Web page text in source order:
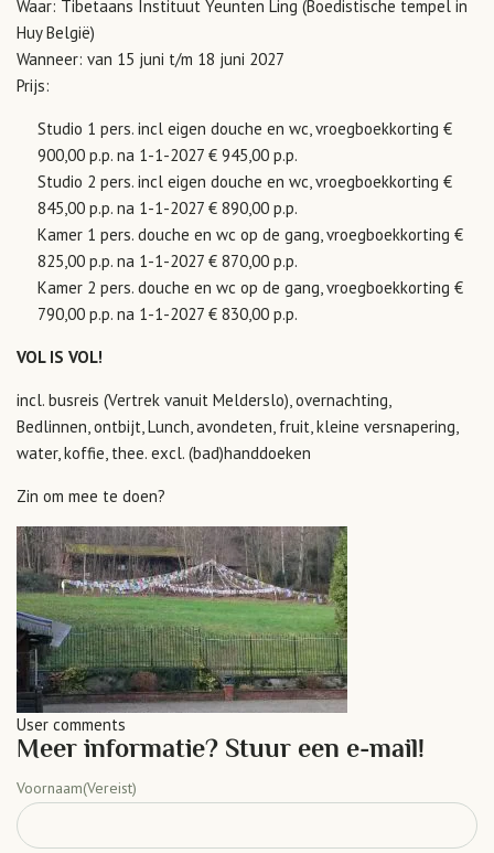
Waar: Tibetaans Instituut Yeunten Ling (Boedistische tempel in
Huy België)
Wanneer: van 15 juni t/m 18 juni 2027
Prijs:
Studio 1 pers. incl eigen douche en wc, vroegboekkorting €
900,00 p.p. na 1-1-2027 € 945,00 p.p.
Studio 2 pers. incl eigen douche en wc, vroegboekkorting €
845,00 p.p. na 1-1-2027 € 890,00 p.p.
Kamer 1 pers. douche en wc op de gang, vroegboekkorting €
825,00 p.p. na 1-1-2027 € 870,00 p.p.
Kamer 2 pers. douche en wc op de gang, vroegboekkorting €
790,00 p.p. na 1-1-2027 € 830,00 p.p.
VOL IS VOL!
incl. busreis (Vertrek vanuit Melderslo), overnachting,
Bedlinnen, ontbijt, Lunch, avondeten, fruit, kleine versnapering,
water, koffie, thee. excl. (bad)handdoeken
Zin om mee te doen?
User comments
Meer informatie? Stuur een e-mail!
Voornaam(Vereist)